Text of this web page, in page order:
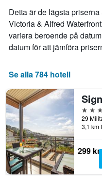
Detta är de lägsta
Victoria & Alfred
variera beroende på
datum för att jämföra
Se alla 784 hotell
4
3,1 km
299 kr